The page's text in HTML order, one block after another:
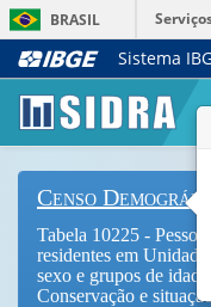
BRASIL
Sistema
Censo
Tabela 10225 -
residentes em
sexo e grupos de
Conservação e